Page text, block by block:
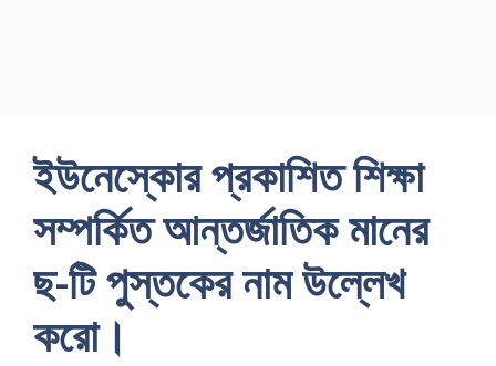
ইউনেস্কোর প্রকাশিত শিক্ষা
সম্পর্কিত আন্তর্জাতিক মানের
ছ-টি পুস্তকের নাম উল্লেখ
করাে।